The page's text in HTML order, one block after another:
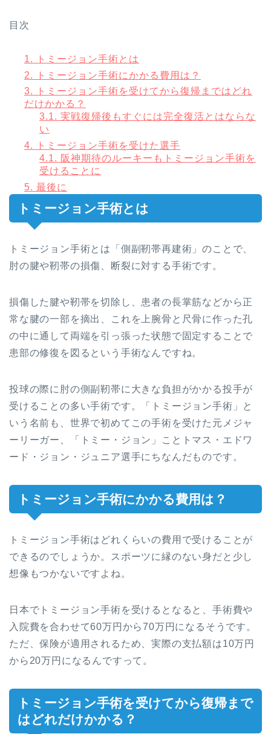
目次
1.
トミージョン手術とは
2.
トミージョン手術にかかる費用は？
3.
トミージョン手術を受けてから復帰まではどれ
だけかかる？
3.1. 実戦復帰後もすぐには完全復活とはならな
い
4.
トミージョン手術を受けた選手
4.1. 阪神期待のルーキーもトミージョン手術を
受けることに
5. 最後に
トミージョン手術とは
トミージョン手術とは「側副靭帯再建術」のことで、
肘の腱や靭帯の損傷、断裂に対する手術です。
損傷した腱や靭帯を切除し、患者の長掌筋などから正
常な腱の一部を摘出、これを上腕骨と尺骨に作った孔
の中に通して両端を引っ張った状態で固定することで
患部の修復を図るという手術なんですね。
投球の際に肘の側副靭帯に大きな負担がかかる投手が
受けることの多い手術です。「トミージョン手術」と
いう名前も、世界で初めてこの手術を受けた元メジャ
ーリーガー、「トミー・ジョン」ことトマス・エドワ
ード・ジョン・ジュニア選手にちなんだものです。
トミージョン手術にかかる費用は？
トミージョン手術はどれくらいの費用で受けることが
できるのでしょうか。スポーツに縁のない身だと少し
想像もつかないですよね。
日本でトミージョン手術を受けるとなると、手術費や
入院費を合わせて60万円から70万円になるそうです。
ただ、保険が適用されるため、実際の支払額は10万円
から20万円になるんですって。
トミージョン手術を受けてから復帰まで
はどれだけかかる？